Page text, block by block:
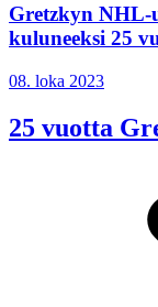
Gretzkyn NHL-
kuluneeksi 25
08. loka 2023
25 vuotta